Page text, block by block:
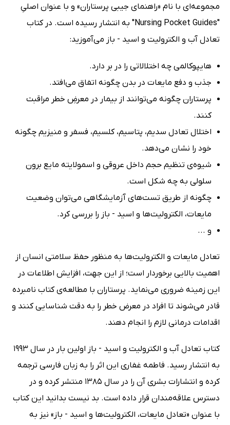
مجموعه‌ای با نام «راهنمای جیبی پرستاران» و با عنوان اصلیِ
"Nursing Pocket Guides" به انتشار رسیده است. در کتاب
تعادل آب و الکترولیت و اسید - باز می‌آموزید:
هایپوکالمی چه اختلالاتی را در بر دارد.
جذب و دفع مایعات در بدن چگونه اتفاق می‌افتد.
پرستاران چگونه می‌توانند از بیمار در معرضِ خطر مراقبت
کنند.
اختلال تعادل سدیم، پتاسیم، کلسیم، فسفر و منیزیم چگونه
خود را نشان می‌دهد.
شیوه‌ی تنظیم حجم داخل عروقی و اسمولایته مایع برون
سلولی به چه شکل است.
چگونه از طریق تست‌های آزمایشگاهی می‌توان وضعیت
مایعات، الکترولیت‌ها و اسید - باز را بررسی کرد.
و ...
تعادل مایعات و الکترولیت‌ها به منظور حفظ سلامتی انسان از
اهمیت بالایی برخوردار است؛ از این جهت، افزایش اطلاعات در
این زمینه ضروری می‌نماید. پرستاران با مطالعه‌ی کتاب نامبرده
قادر می‌شوند تا افراد در معرض خطر را به دقت شناسایی کنند و
اقدامات درمانی لازم را انجام دهند.
کتاب تعادل آب و الکترولیت و اسید - باز اولین بار در سال 1993
به انتشار رسید. فاطمه غفاری این اثر را به زبان فارسی ترجمه
کرده و انتشارات بشری آن را در سال 1385 منتشر کرده و در
دسترس علاقه‌مندان قرار داده است. بد نیست بدانید این کتاب
با عنوان «تعادل مایعات، الکترولیت‌ها و اسید - باز» نیز به